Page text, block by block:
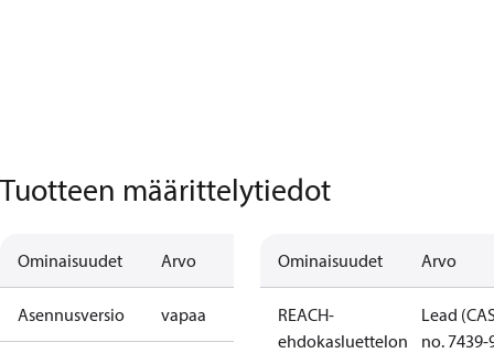
Tuotteen määrittelytiedot
Ominaisuudet Arvo
Asennusversio vapaa
Ominaisuudet Arvo
REACH-
ehdokasluettelon
Lead
no. 7439-